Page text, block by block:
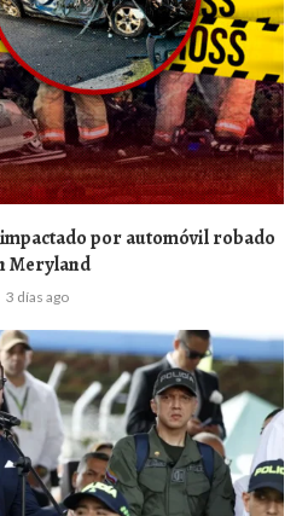
por automóvil robado
Meryland
3 días ago